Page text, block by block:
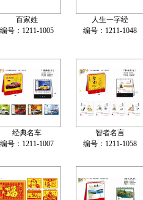
百家姓
编号：1211-1005
人生一字经
编号：1211-1048
经典名车
编号：1211-1007
智者名言
编号：1211-1058